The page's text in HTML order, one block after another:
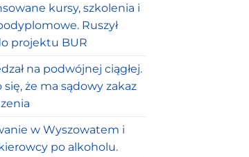
kursy, szkolenia i
Ruszył
projektu BUR
na podwójnej ciągłej.
się, że ma sądowy zakaz
w Wyszowatem i
po alkoholu.